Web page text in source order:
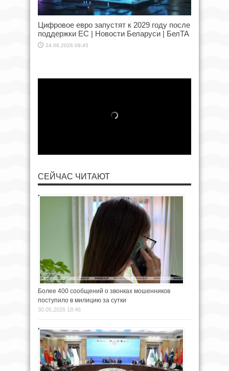
Цифровое евро запустят к 2029 году после
поддержки ЕС | Новости Беларуси | БелТА
24.06.2026 09:45
СЕЙЧАС ЧИТАЮТ
Более 400 сообщений о звонках мошенников
поступило в милицию за сутки
30.05.2026 18:46